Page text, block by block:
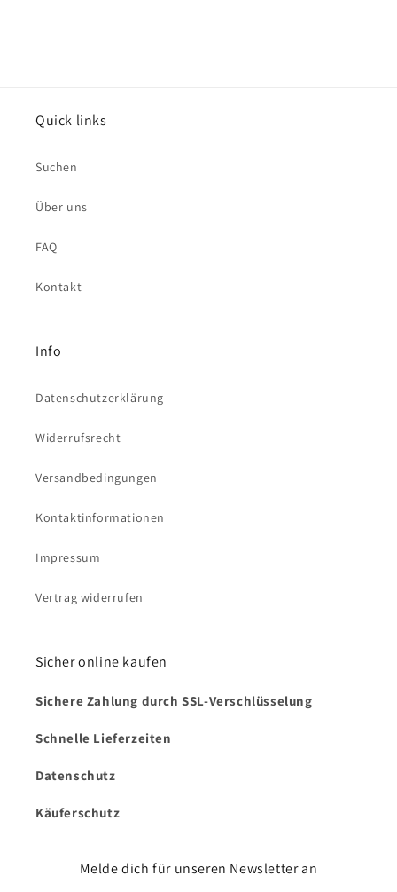
Quick links
Suchen
Über uns
FAQ
Kontakt
Info
Datenschutzerklärung
Widerrufsrecht
Versandbedingungen
Kontaktinformationen
Impressum
Vertrag widerrufen
Sicher online kaufen
Sichere Zahlung durch SSL-Verschlüsselung
Schnelle Lieferzeiten
Datenschutz
Käuferschutz
Melde dich für unseren Newsletter an